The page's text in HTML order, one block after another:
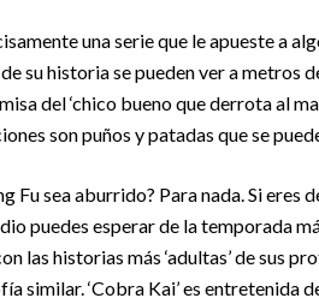
una serie que le apueste a
su historia se pueden ver a metros
del ‘chico bueno que derrota al
son puños y patadas que se
Fu sea aburrido? Para nada. Si
puedes esperar de la temporada
las historias más ‘adultas’ de sus
similar. ‘Cobra Kai’ es entretenida